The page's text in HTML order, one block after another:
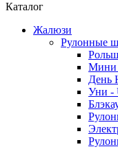
Каталог
Жалюзи
Рулонные
Мини
День
Уни -